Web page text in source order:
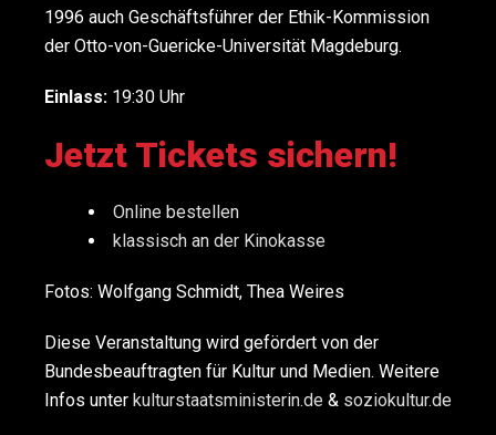
1996 auch Geschäftsführer der Ethik-Kommission
der Otto-von-Guericke-Universität Magdeburg.
Einlass: 19:30 Uhr
Jetzt Tickets sichern!
Online bestellen
klassisch an der Kinokasse
Fotos: Wolfgang Schmidt, Thea Weires
Diese Veranstaltung wird gefördert von der
Bundesbeauftragten für Kultur und Medien. Weitere
Infos unter kulturstaatsministerin.de & soziokultur.de